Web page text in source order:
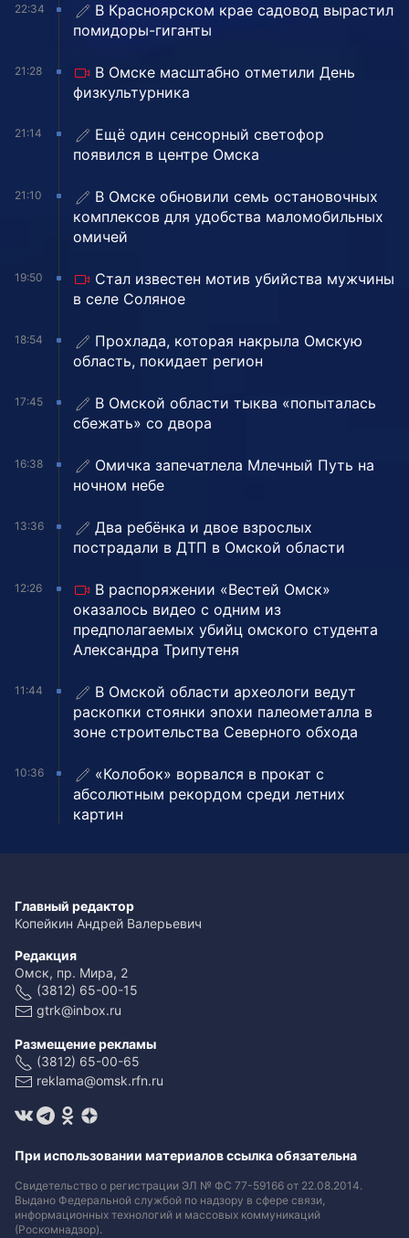
22:34
В Красноярском крае садовод вырастил
помидоры-гиганты
21:28
В Омске масштабно отметили День
физкультурника
21:14
Ещё один сенсорный светофор
появился в центре Омска
21:10
В Омске обновили семь остановочных
комплексов для удобства маломобильных
омичей
19:50
Стал известен мотив убийства мужчины
в селе Соляное
18:54
Прохлада, которая накрыла Омскую
область, покидает регион
17:45
В Омской области тыква «попыталась
сбежать» со двора
16:38
Омичка запечатлела Млечный Путь на
ночном небе
13:36
Два ребёнка и двое взрослых
пострадали в ДТП в Омской области
12:26
В распоряжении «Вестей Омск»
оказалось видео с одним из
предполагаемых убийц омского студента
Александра Трипутеня
11:44
В Омской области археологи ведут
раскопки стоянки эпохи палеометалла в
зоне строительства Северного обхода
10:36
«Колобок» ворвался в прокат с
абсолютным рекордом среди летних
картин
Главный редактор
Копейкин Андрей Валерьевич
Редакция
Омск, пр. Мира, 2
(3812) 65-00-15
gtrk@inbox.ru
Размещение рекламы
(3812) 65-00-65
reklama@omsk.rfn.ru
При использовании материалов ссылка обязательна
Свидетельство о регистрации ЭЛ № ФС 77-59166 от 22.08.2014.
Выдано Федеральной службой по надзору в сфере связи,
информационных технологий и массовых коммуникаций
(Роскомнадзор).